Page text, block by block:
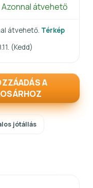
átvehető
átvehető. Térkép
(Kedd)
A
jótállás